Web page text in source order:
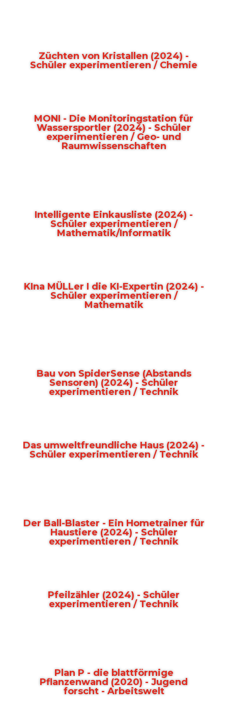
Züchten von Kristallen (2024) -
Schüler experimentieren / Chemie
MONI - Die Monitoringstation für
Wassersportler (2024) - Schüler
experimentieren / Geo- und
Raumwissenschaften
Intelligente Einkausliste (2024) -
Schüler experimentieren /
Mathematik/Informatik
KIna MÜLLer I die KI-Expertin (2024) -
Schüler experimentieren /
Mathematik
Bau von SpiderSense (Abstands
Sensoren) (2024) - Schüler
experimentieren / Technik
Das umweltfreundliche Haus (2024) -
Schüler experimentieren / Technik
Der Ball-Blaster - Ein Hometrainer für
Haustiere (2024) - Schüler
experimentieren / Technik
Pfeilzähler (2024) - Schüler
experimentieren / Technik
Plan P - die blattförmige
Pflanzenwand (2020) - Jugend
forscht - Arbeitswelt